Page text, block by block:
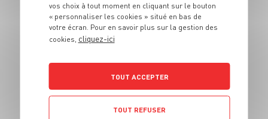
DESSERT
Clafoutis aux fruits
d'été
vos choix à tout moment en cliquant sur le bouton
« personnaliser les cookies » situé en bas de
votre écran. Pour en savoir plus sur la gestion des
cookies, cliquez-ici
TOUT ACCEPTER
TOUT REFUSER